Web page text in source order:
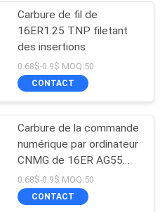
Carbure de fil de
16ER1.25 TNP filetant
des insertions
0.68$-0.9$ MOQ:50
CONTACT
Carbure de la commande
numérique par ordinateur
CNMG de 16ER AG55
filetant des insertions
0.68$-0.9$ MOQ:50
CONTACT